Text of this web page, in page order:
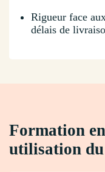
Rigueur face
délais de
Formation
utilisation